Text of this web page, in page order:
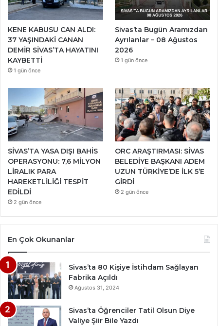
KENE KABUSU CAN ALDI:
37 YAŞINDAKİ CANAN
DEMİR SİVAS’TA HAYATINI
KAYBETTİ
1 gün önce
Sivas’ta Bugün Aramızdan
Ayrılanlar – 08 Ağustos
2026
1 gün önce
SİVAS’TA YASA DIŞI BAHİS
OPERASYONU: 7,6 MİLYON
LİRALIK PARA
HAREKETLİLİĞİ TESPİT
EDİLDİ
2 gün önce
ORC ARAŞTIRMASI: SİVAS
BELEDİYE BAŞKANI ADEM
UZUN TÜRKİYE’DE İLK 5’E
GİRDİ
2 gün önce
En Çok Okunanlar
Sivas’ta 80 Kişiye İstihdam Sağlayan
Fabrika Açıldı
Ağustos 31, 2024
Sivas’ta Öğrenciler Tatil Olsun Diye
Valiye Şiir Bile Yazdı